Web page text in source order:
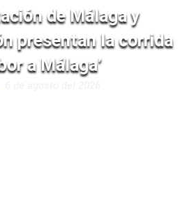
de Málaga y
presentan la corrida
a Málaga’